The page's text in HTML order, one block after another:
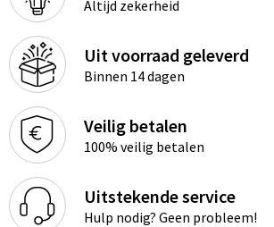
Altijd zekerheid
Uit voorraad geleverd
Binnen 14 dagen
Veilig betalen
100% veilig betalen
Uitstekende service
Hulp nodig? Geen probleem!